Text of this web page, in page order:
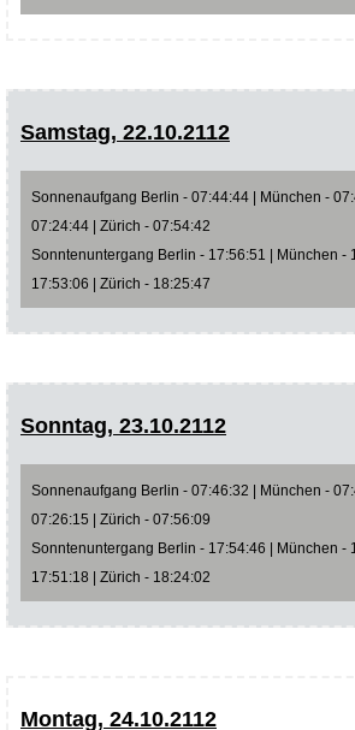
Samstag, 22.10.2112
Sonnenaufgang Berlin - 07:44:44 | München -
07:24:44 | Zürich - 07:54:42
Sonntenuntergang Berlin - 17:56:51 | München -
17:53:06 | Zürich - 18:25:47
Sonntag, 23.10.2112
Sonnenaufgang Berlin - 07:46:32 | München -
07:26:15 | Zürich - 07:56:09
Sonntenuntergang Berlin - 17:54:46 | München -
17:51:18 | Zürich - 18:24:02
Montag, 24.10.2112